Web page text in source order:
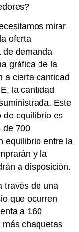
mirar
oferta
de demanda
gráfica de la
a cierta cantidad
la cantidad
Este
de equilibrio es
de 700
equilibrio entre la
y la
a disposición.
través de una
que ocurren
a 160
más chaquetas